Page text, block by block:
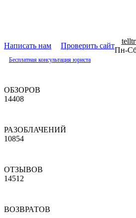
Написать нам Проверить сайт
Пн-
Бесплатная консультация юриста
ОБЗОРОВ
14408
РАЗОБЛАЧЕНИЙ
10854
ОТЗЫВОВ
14512
ВОЗВРАТОВ